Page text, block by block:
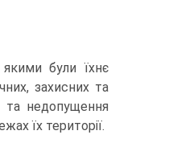
якими були їхнє
захисних та
та недопущення
їх території.